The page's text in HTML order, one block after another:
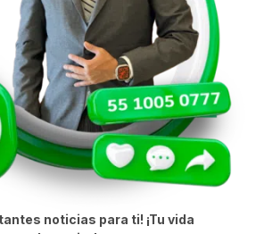
noticias para ti! ¡Tu vida